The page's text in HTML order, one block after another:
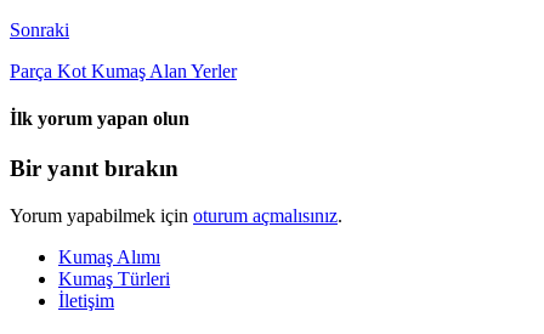
Sonraki
Parça Kot Kumaş Alan Yerler
İlk yorum yapan olun
Bir yanıt bırakın
Yorum yapabilmek için oturum açmalısınız.
Kumaş Alımı
Kumaş Türleri
İletişim